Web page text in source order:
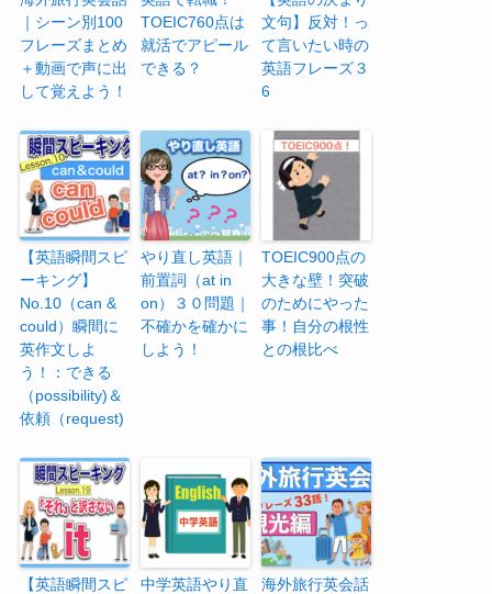
｜シーン別100
フレーズまとめ
＋動画で声に出
して覚えよう！
TOEIC760点は
就活でアピール
できる？
文句】反対！っ
て言いたい時の
英語フレーズ３
6
【英語瞬間スピ
ーキング】
No.10（can &
could）瞬間に
英作文しよ
う！：できる
（possibility)＆
依頼（request)
やり直し英語｜
前置詞（at in
on）３０問題｜
不確かを確かに
しよう！
TOEIC900点の
大きな壁！突破
のためにやった
事！自分の根性
との根比べ
【英語瞬間スピ
中学英語やり直
海外旅行英会話